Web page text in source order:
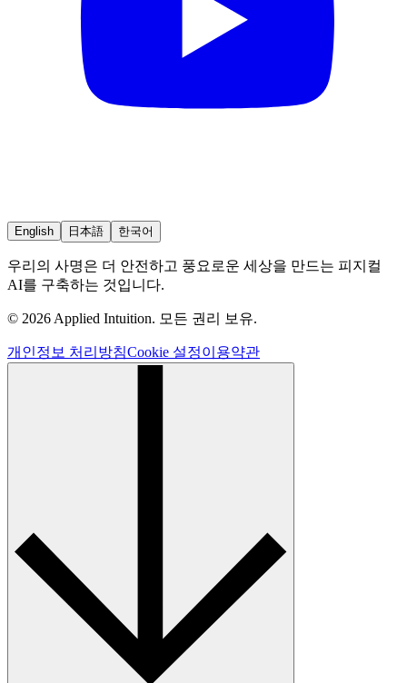
English 日本語 한국어
우리의 사명은 더 안전하고 풍요로운 세상을 만드는 피지컬
AI를 구축하는 것입니다.
© 2026 Applied Intuition. 모든 권리 보유.
개인정보 처리방침Cookie 설정이용약관